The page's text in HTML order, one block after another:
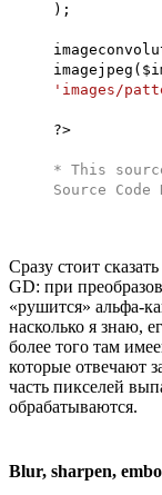
);
'images/
?>
* This
Source
Сразу стоит
GD: при
«рушится» альфа-
насколько я знаю,
более того там
которые отвечают
часть пикселей
обрабатываются.
Blur, sharpen,